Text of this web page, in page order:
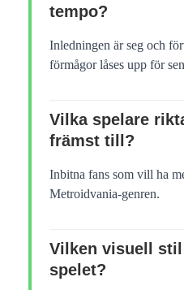
tempo?
Inledningen är seg och
förmågor låses upp för
Vilka spelare
främst till?
Inbitna fans som vill ha
Metroidvania-genren.
Vilken visuell
spelet?